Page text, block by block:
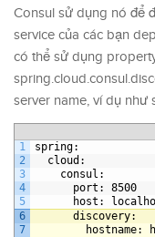
Consul sử dụng nó để
service của các bạn
có thể sử dụng
server name, ví dụ như
1
2
3
4
5
6
7
spring:
cloud :
consul :
port : 8500
host :
discovery:
hostname: